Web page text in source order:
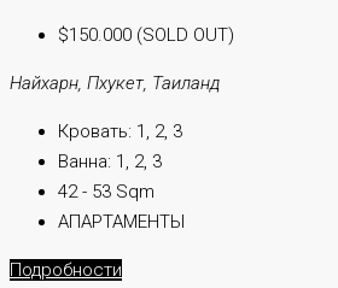
$150.000 (SOLD OUT)
Найхарн, Пхукет, Таиланд
Кровать: 1, 2, 3
Ванна: 1, 2, 3
42 - 53 Sqm
АПАРТАМЕНТЫ
Подробности